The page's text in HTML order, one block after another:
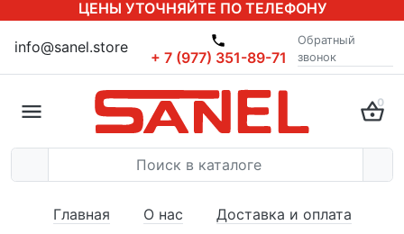
ЦЕНЫ УТОЧНЯЙТЕ ПО ТЕЛЕФОНУ
info@sanel.store
+ 7 (977) 351-89-71
Обратный
звонок
0
Главная О нас
Доставка и оплата